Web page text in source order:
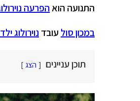
התנועה הואהפרעה
במכון סול עובדנוירולוג
תוכן עניינים הצג